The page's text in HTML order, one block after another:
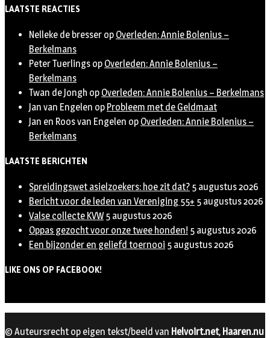
LAATSTE REACTIES
Nelleke de bresser op Overleden: Annie Bolenius –
Berkelmans
Peter Tuerlings op Overleden: Annie Bolenius –
Berkelmans
Twan de Jongh op Overleden: Annie Bolenius – Berkelmans
Jan van Engelen op Probleem met de Geldmaat
Jan en Roos van Engelen op Overleden: Annie Bolenius –
Berkelmans
LAATSTE BERICHTEN
Spreidingswet asielzoekers: hoe zit dat? 5 augustus 2026
Bericht voor de leden van Vereniging 55+ 5 augustus 2026
Valse collecte KVW 5 augustus 2026
Oppas gezocht voor onze twee honden! 5 augustus 2026
Een bijzonder en geliefd toernooi 5 augustus 2026
LIKE ONS OP FACEBOOK!
© Auteursrecht op eigen tekst/beeld van Helvoirt.net, Haaren.nu